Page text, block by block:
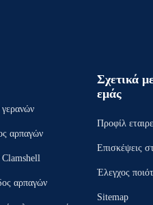
αρπαγών
αρπαγών
Σχετικά
εμάς
Προφίλ
Επισκέψεις
Έλεγχος
Sitemap